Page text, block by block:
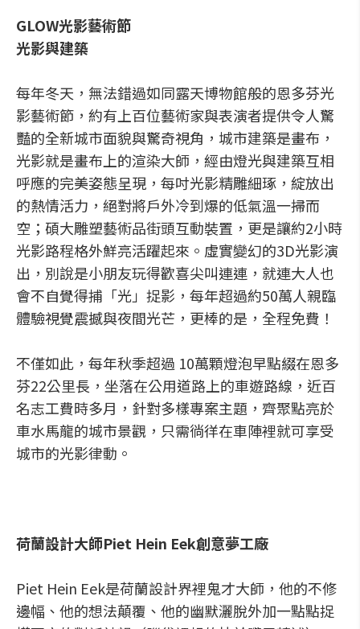
GLOW光影藝術節
光影與建築
每年冬天，無法錯過如同露天博物館般的恩多芬光
影藝術節，約有上百位藝術家與表演者提供令人驚
豔的全新城市面貌與驚奇視角，城市建築是畫布，
光影就是畫布上的渲染大師，經由燈光與建築互相
呼應的完美姿態呈現，每吋光影精雕細琢，綻放出
的熱情活力，絕對將戶外冷到爆的低氣溫一掃而
空；碩大雕塑藝術品街頭互動裝置，更是讓約2小時
光影路程格外鮮亮活躍起來。虛實變幻的3D光影演
出，別說是小朋友玩得歡喜尖叫連連，就連大人也
會不自覺得捕「光」捉影，每年超過約50萬人親臨
體驗視覺震撼與夜間光芒，更棒的是，全程免費！
不僅如此，每年秋季超過 10萬顆燈泡早點綴在恩多
芬22公里長，坐落在公用道路上的車遊路線，近百
名志工費時多月，針對多樣專案主題，齊聚點亮於
車水馬龍的城市景觀，只需徜徉在車陣裡就可享受
城市的光影律動。
荷蘭設計大師Piet Hein Eek創意夢工廠
Piet Hein Eek是荷蘭設計界裡鬼才大師，他的不修
邊幅、他的想法顛覆、他的幽默灑脫外加一點點捉